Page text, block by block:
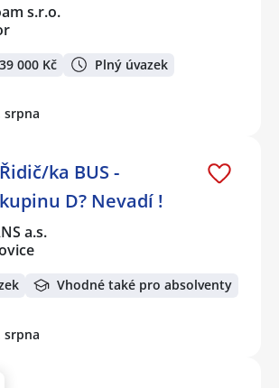
s.r.o.
000 Kč Plný úvazek
srpna
ka BUS -
D? Nevadí !
a.s.
Vhodné také pro absolventy
srpna